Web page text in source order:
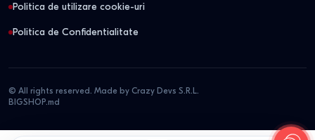
Politica de utilizare cookie-uri
Politica de Confidentialitate
© All rights reserved. Made by Crazy Devs S.R.L.
BIGSHOP.md